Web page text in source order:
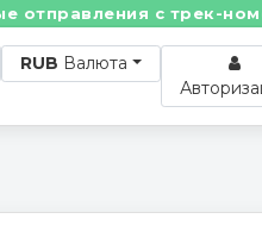
с трек-
RUB Валюта